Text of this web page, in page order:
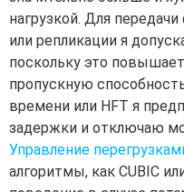
нагрузкой. Для
или репликации я
поскольку это
пропускную
времени или HFT я
задержки и отключаю
Управление
алгоритмы, как CUBIC